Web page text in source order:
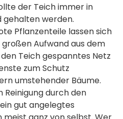
der Teich immer in
gehalten werden.
Pflanzenteile lassen sich
Aufwand aus dem
Teich gespanntes Netz
zum Schutz
umstehender Bäume.
durch den
gut angelegtes